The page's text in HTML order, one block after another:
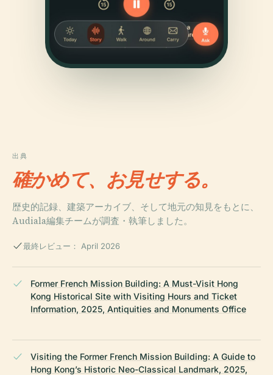
出典
確かめて、お見せする。
歴史的記録、建築アーカイブ、そして地元の知見をもとに、
Audiala編集チームが調査・執筆しました。
最終レビュー： April 2026
Former French Mission Building: A Must-Visit Hong
Kong Historical Site with Visiting Hours and Ticket
Information, 2025, Antiquities and Monuments Office
Visiting the Former French Mission Building: A Guide to
Hong Kong’s Historic Neo-Classical Landmark, 2025,